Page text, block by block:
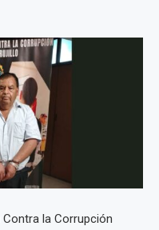
la Corrupción